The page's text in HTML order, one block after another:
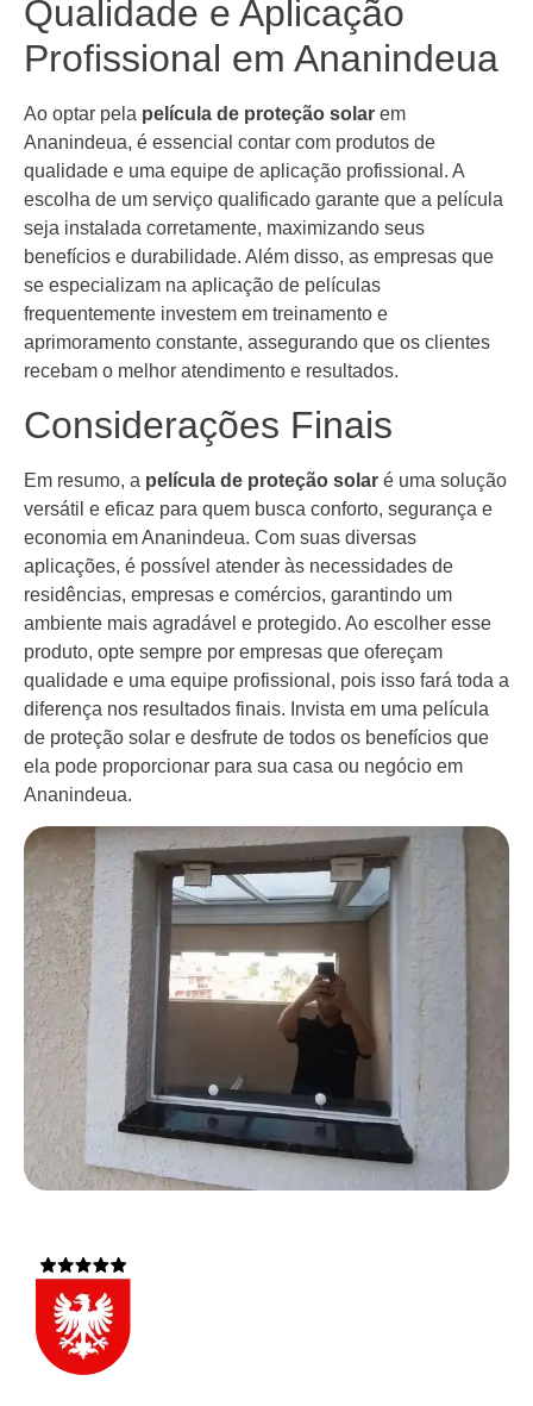
Qualidade e Aplicação
Profissional em Ananindeua
Ao optar pela película de proteção solar em
Ananindeua, é essencial contar com produtos de
qualidade e uma equipe de aplicação profissional. A
escolha de um serviço qualificado garante que a película
seja instalada corretamente, maximizando seus
benefícios e durabilidade. Além disso, as empresas que
se especializam na aplicação de películas
frequentemente investem em treinamento e
aprimoramento constante, assegurando que os clientes
recebam o melhor atendimento e resultados.
Considerações Finais
Em resumo, a película de proteção solar é uma solução
versátil e eficaz para quem busca conforto, segurança e
economia em Ananindeua. Com suas diversas
aplicações, é possível atender às necessidades de
residências, empresas e comércios, garantindo um
ambiente mais agradável e protegido. Ao escolher esse
produto, opte sempre por empresas que ofereçam
qualidade e uma equipe profissional, pois isso fará toda a
diferença nos resultados finais. Invista em uma película
de proteção solar e desfrute de todos os benefícios que
ela pode proporcionar para sua casa ou negócio em
Ananindeua.